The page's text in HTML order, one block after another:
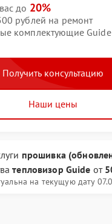
до 20%
рублей на ремонт
комплектующие Guide
Получить консультацию
Наши цены
прошивка
тепловизор Guide от
на текущую дату